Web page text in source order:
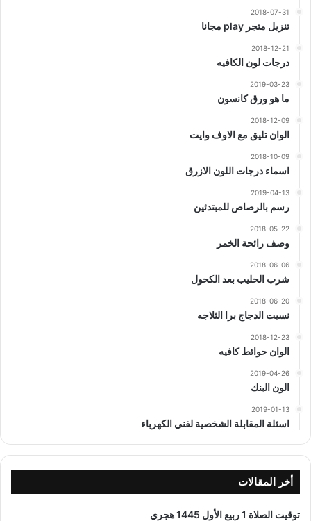
2018-07-31
تنزيل متجر play مجانا
2018-12-21
درجات لون الكافيه
2019-03-23
ما هو ورق كانسون
2018-12-09
الوان تليق مع الاوف وايت
2018-10-09
اسماء درجات اللون الازرق
2019-04-13
رسم بالرصاص للمبتدئين
2018-05-22
وصف رائحة الخمر
2018-06-06
شرب الحليب بعد الكحول
2018-06-20
نسيت الدجاج برا الثلاجه
2018-12-23
الوان حوائط كافيه
2019-04-26
الون البنك
2019-01-13
اسئلة المقابلة الشخصية لفني الكهرباء
أخر المقالات
توقيت الصلاة 1 ربيع الأول 1445 هجري